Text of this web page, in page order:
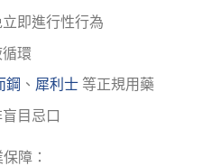
即進行性行為
環
鋼 、 犀利士 等正規用藥
目忌口
障：